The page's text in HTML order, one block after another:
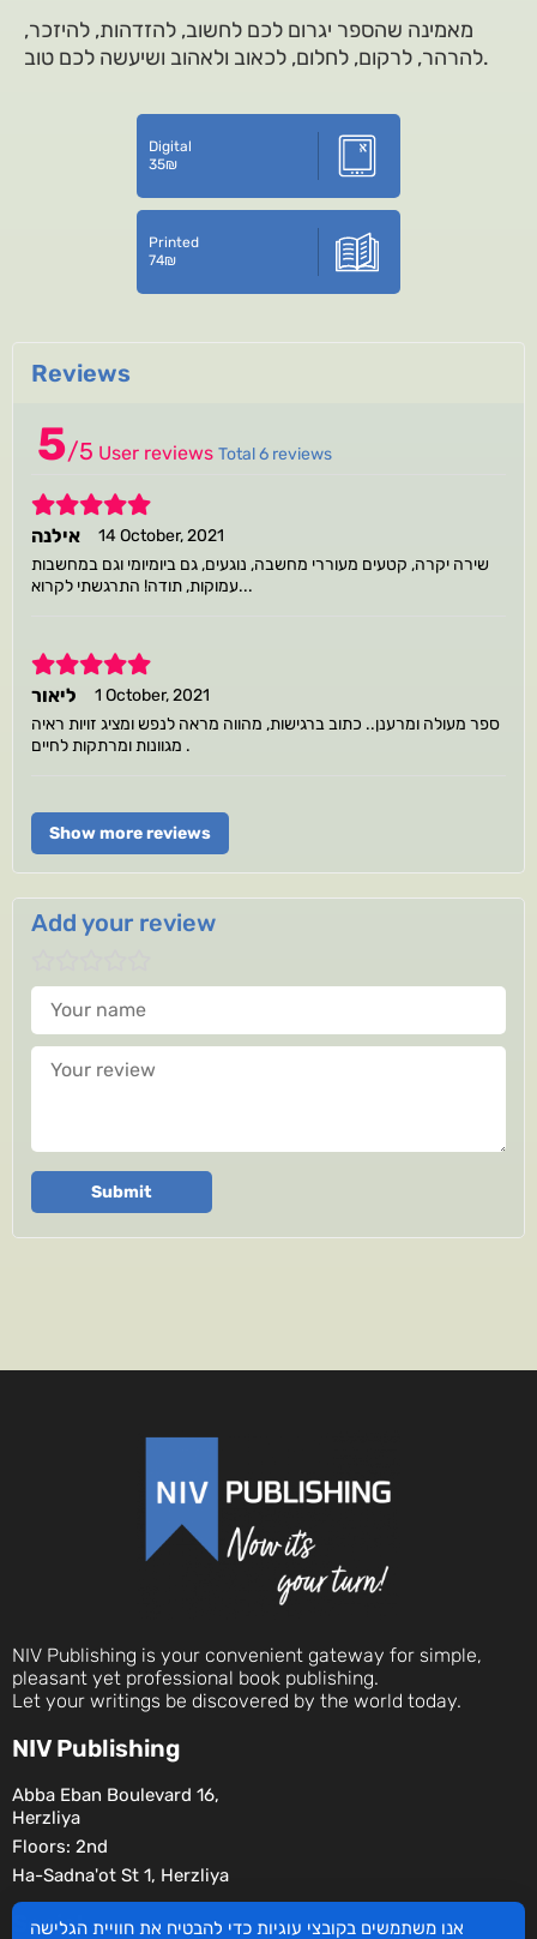
מאמינה שהספר יגרום לכם לחשוב, להזדהות, להיזכר,
להרהר, לרקום, לחלום, לכאוב ולאהוב ושיעשה לכם טוב.
Digital
35₪
Printed
74₪
Reviews
5/5 User reviews Total 6 reviews
5
אילנה
14 October, 2021
שירה יקרה, קטעים מעוררי מחשבה, נוגעים, גם ביומיומי וגם במחשבות
עמוקות, תודה! התרגשתי לקרוא...
5
ליאור
1 October, 2021
ספר מעולה ומרענן.. כתוב ברגישות, מהווה מראה לנפש ומציג זויות ראיה
מגוונות ומרתקות לחיים .
Show more reviews
Add your review
Your name
Your review
Submit
NIV Publishing is your convenient gateway for simple,
pleasant yet professional book publishing.
Let your writings be discovered by the world today.
NIV Publishing
Abba Eban Boulevard 16,
Herzliya
Floors: 2nd
Ha-Sadna'ot St 1, Herzliya
Social
אנו משתמשים בקובצי עוגיות כדי להבטיח את חוויית הגלישה